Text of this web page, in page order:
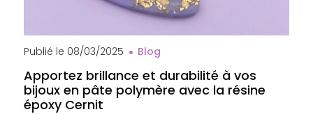
Publié le 08/03/2025 Blog
Apportez brillance et durabilité à vos
bijoux en pâte polymère avec la résine
époxy Cernit